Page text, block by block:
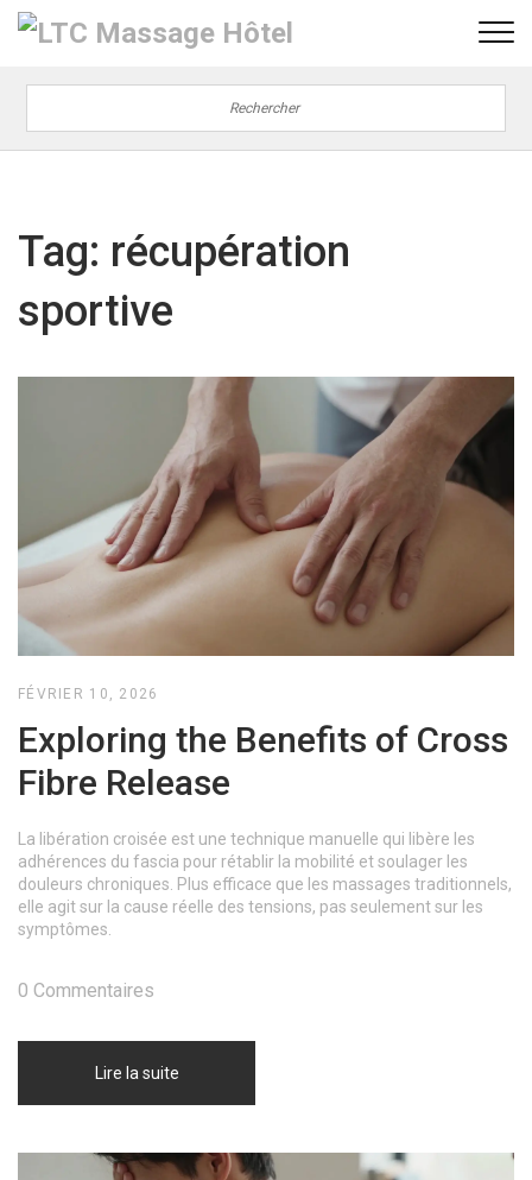
Tag: récupération
sportive
FÉVRIER 10, 2026
Exploring the Benefits of Cross
Fibre Release
La libération croisée est une technique manuelle qui libère les
adhérences du fascia pour rétablir la mobilité et soulager les
douleurs chroniques. Plus efficace que les massages traditionnels,
elle agit sur la cause réelle des tensions, pas seulement sur les
symptômes.
Lire la suite
0 Commentaires